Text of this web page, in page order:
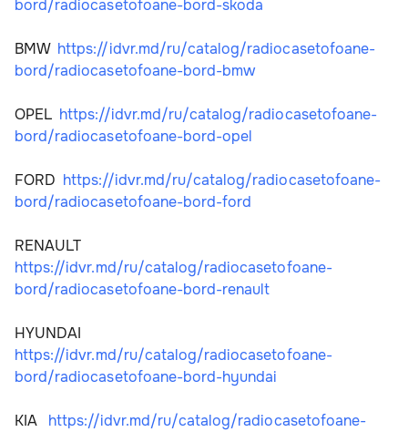
bord/radiocasetofoane-bord-skoda
BMW https://idvr.md/ru/catalog/radiocasetofoane-
bord/radiocasetofoane-bord-bmw
OPEL https://idvr.md/ru/catalog/radiocasetofoane-
bord/radiocasetofoane-bord-opel
FORD https://idvr.md/ru/catalog/radiocasetofoane-
bord/radiocasetofoane-bord-ford
https://idvr.md/ru/catalog/radiocasetofoane-
bord/radiocasetofoane-bord-renault
https://idvr.md/ru/catalog/radiocasetofoane-
bord/radiocasetofoane-bord-hyundai
KIA https://idvr.md/ru/catalog/radiocasetofoane-